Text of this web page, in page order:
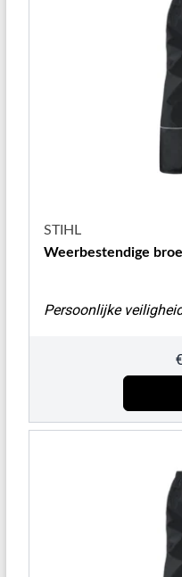
STIHL
Weerbestendige
Persoonlijke
€